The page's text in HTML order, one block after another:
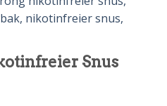
Snus